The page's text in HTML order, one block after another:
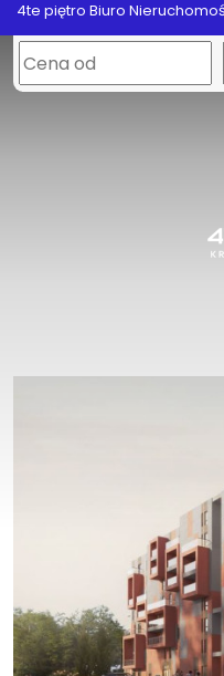
4te piętro Biuro